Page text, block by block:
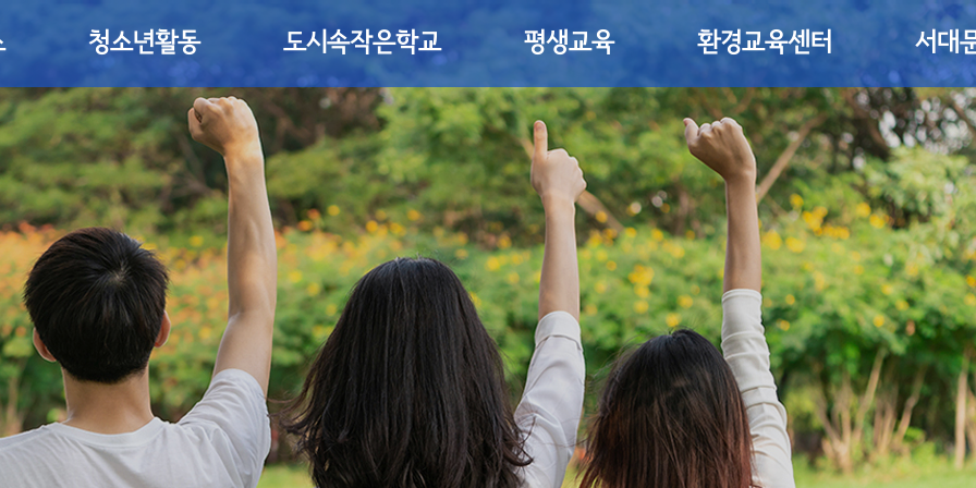
청소년활동 도시속작은학교 평생교육 환경교육센터 서대